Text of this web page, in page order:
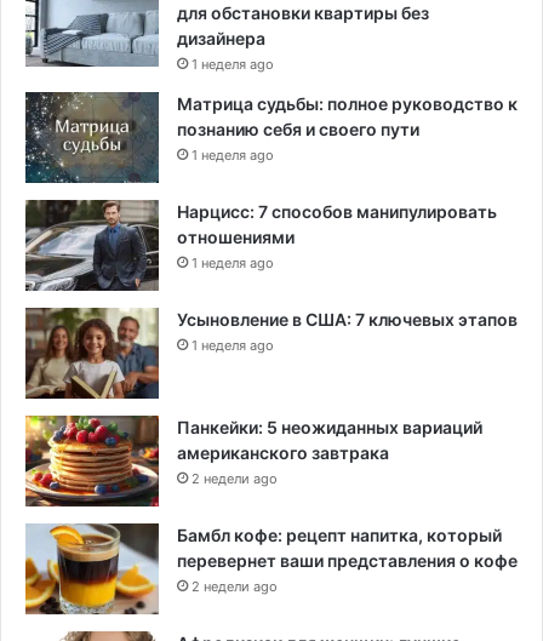
для обстановки квартиры без
дизайнера
1 неделя ago
Матрица судьбы: полное руководство к
познанию себя и своего пути
1 неделя ago
Нарцисс: 7 способов манипулировать
отношениями
1 неделя ago
Усыновление в США: 7 ключевых этапов
1 неделя ago
Панкейки: 5 неожиданных вариаций
американского завтрака
2 недели ago
Бамбл кофе: рецепт напитка, который
перевернет ваши представления о кофе
2 недели ago